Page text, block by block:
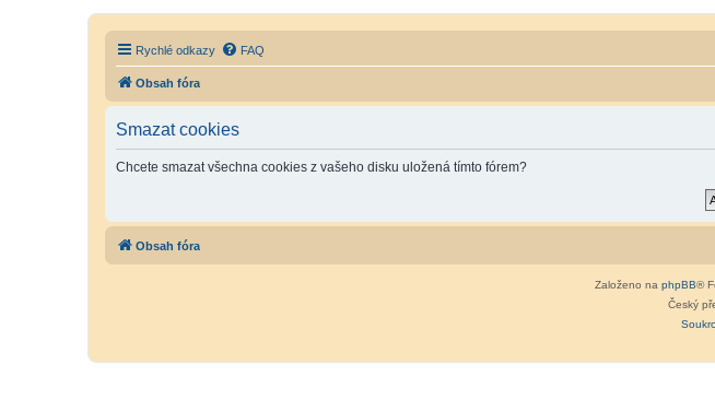
Rychlé odkazy FAQ
Obsah fóra
Smazat cookies
Chcete smazat všechna cookies z vašeho disku uložená tímto fórem?
Obsah fóra
Založeno na phpBB®
Český